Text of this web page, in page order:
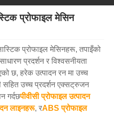
प्रोफाइल मेसिन
प्रोफाइल मेसिनहरू, तपाइँको
प्रदर्शन र विश्वसनीयता
छ, हरेक उत्पादन रन मा उच्च
सहित उच्च प्रदर्शन एक्सट्रुजन
गर्दछपीवीसी प्रोफाइल उत्पादन
लाइनहरू, रABS प्रोफाइल